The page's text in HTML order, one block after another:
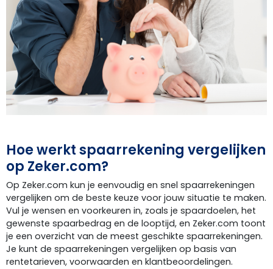
Hoe werkt spaarrekening vergelijken
op Zeker.com?
Op Zeker.com kun je eenvoudig en snel spaarrekeningen
vergelijken om de beste keuze voor jouw situatie te maken.
Vul je wensen en voorkeuren in, zoals je spaardoelen, het
gewenste spaarbedrag en de looptijd, en Zeker.com toont
je een overzicht van de meest geschikte spaarrekeningen.
Je kunt de spaarrekeningen vergelijken op basis van
rentetarieven, voorwaarden en klantbeoordelingen.